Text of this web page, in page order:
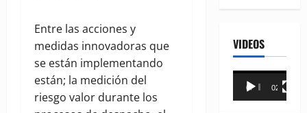
Entre las acciones y
medidas innovadoras que
se están implementando
están; la medición del
riesgo valor durante los
VIDEOS
Reproductor
00:00 02:18